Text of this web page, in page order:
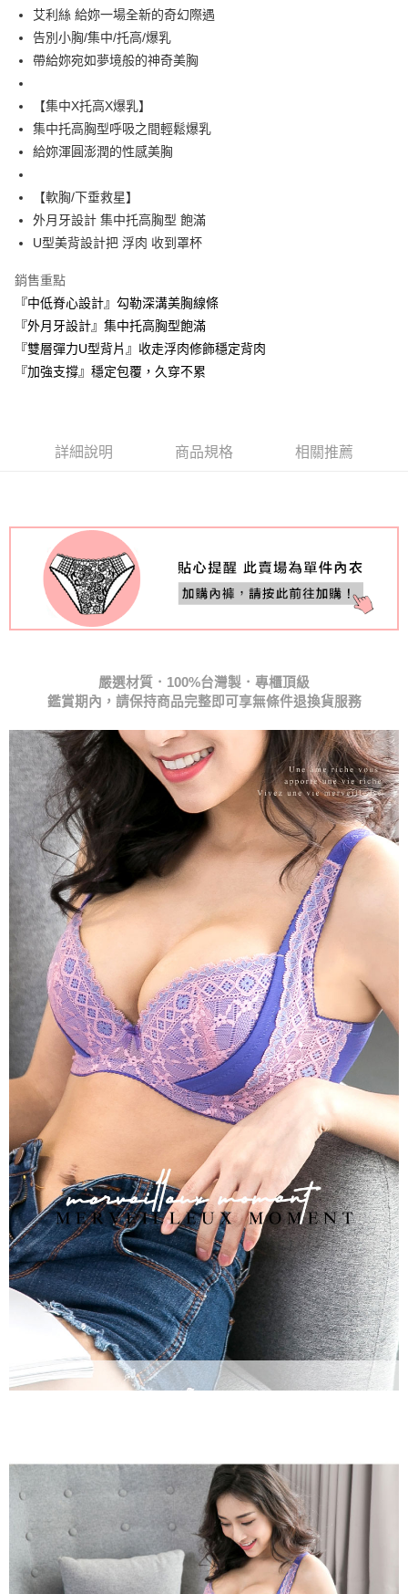
ATM付款
運送方式
全家取貨付款
每筆NT$60，滿NT$999(含以上)免運費
付款後全家取貨
711取貨付款
每筆NT$60，滿NT$999(含以上)免運費
每筆NT$60，滿NT$999(含以上)免運費
宅配-新竹貨運
每筆NT$80，滿NT$999(含以上)免運費
國際順豐速運
艾利絲 給妳一場全新的奇幻際遇
告別小胸/集中/托高/爆乳
帶給妳宛如夢境般的神奇美胸
【集中X托高X爆乳】
集中托高胸型呼吸之間輕鬆爆乳
給妳渾圓澎潤的性感美胸
【軟胸/下垂救星】
外月牙設計 集中托高胸型 飽滿
U型美背設計把 浮肉 收到罩杯
銷售重點
『中低脊心設計』勾勒深溝美胸線條
『外月牙設計』集中托高胸型飽滿
『雙層彈力U型背片』收走浮肉修飾穩定背肉
『加強支撐』穩定包覆，久穿不累
詳細說明 商品規格 相關推薦
鑑賞期內，請保持商品完整即可享無條件退換貨服務